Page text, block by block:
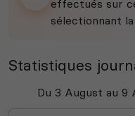
effectués sur
sélectionnant
Statistiques